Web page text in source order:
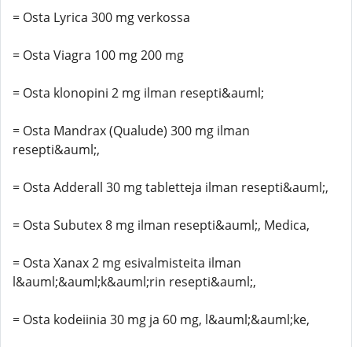
= Osta Lyrica 300 mg verkossa
= Osta Viagra 100 mg 200 mg
= Osta klonopini 2 mg ilman resepti&auml;
= Osta Mandrax (Qualude) 300 mg ilman
resepti&auml;,
= Osta Adderall 30 mg tabletteja ilman resepti&auml;,
= Osta Subutex 8 mg ilman resepti&auml;, Medica,
= Osta Xanax 2 mg esivalmisteita ilman
l&auml;&auml;k&auml;rin resepti&auml;,
= Osta kodeiinia 30 mg ja 60 mg, l&auml;&auml;ke,